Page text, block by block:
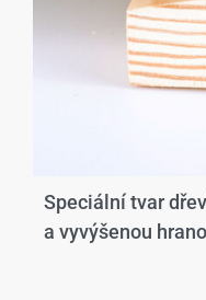
Speciální tvar
a vyvýšenou